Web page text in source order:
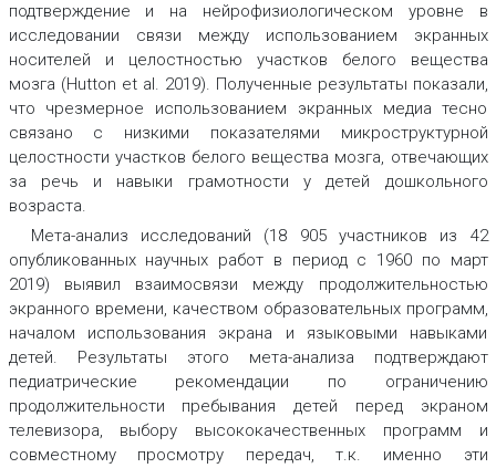
подтверждение и на нейрофизиологическом уровне в
исследовании связи между использованием экранных
носителей и целостностью участков белого вещества
мозга (Hutton et al. 2019). Полученные результаты показали,
что чрезмерное использованием экранных медиа тесно
связано с низкими показателями микроструктурной
целостности участков белого вещества мозга, отвечающих
за речь и навыки грамотности у детей дошкольного
возраста.
Мета-анализ исследований (18 905 участников из 42
опубликованных научных работ в период с 1960 по март
2019) выявил взаимосвязи между продолжительностью
экранного времени, качеством образовательных программ,
началом использования экрана и языковыми навыками
детей. Результаты этого мета-анализа подтверждают
педиатрические рекомендации по ограничению
продолжительности пребывания детей перед экраном
телевизора, выбору высококачественных программ и
совместному просмотру передач, т.к. именно эти